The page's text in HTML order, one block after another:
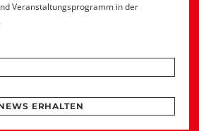
Veranstaltungsprogramm in der
ERHALTEN